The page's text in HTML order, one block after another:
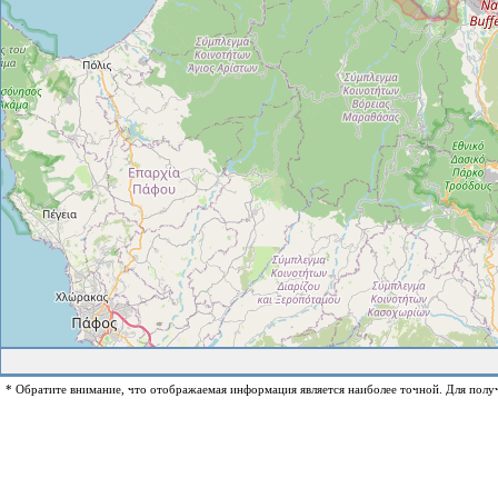
* Обратите внимание, что отображаемая информация является наиболее точной. Для